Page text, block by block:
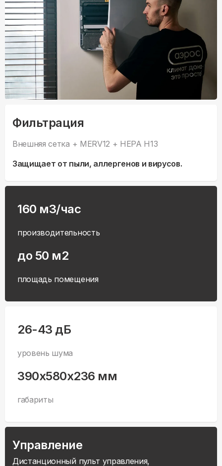
Фильтрация
Внешняя сетка + MERV12 + HEPA H13
Защищает от пыли, аллергенов и вирусов.
160 м3/час
производительность
до 50 м2
площадь помещения
26-43 дБ
уровень шума
390x580x236 мм
габариты
Управление
Дистанционный пульт управления,